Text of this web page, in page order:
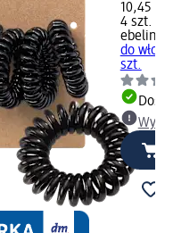
10,45 zł
4 szt.
ebelin
do
szt.